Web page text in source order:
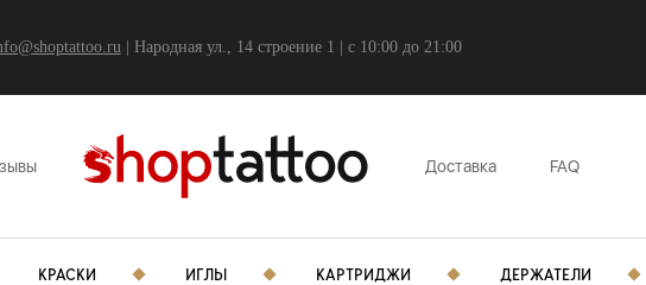
| Народная ул., 14 строение 1 | c 10:00 до 21:00
Доставка FAQ
КРАСКИ ИГЛЫ КАРТРИДЖИ ДЕРЖАТЕЛИ